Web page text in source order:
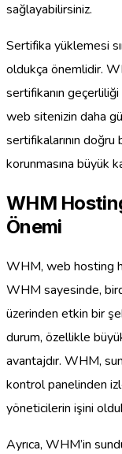
sağlayabilirsiniz.
Sertifika yüklemesi
oldukça önemlidir.
sertifikanın
web sitenizin daha
sertifikalarının
korunmasına büyük
WHM
Önemi
WHM, web hosting
WHM sayesinde,
üzerinden etkin bir
durum, özellikle
avantajdır. WHM,
kontrol panelinden
yöneticilerin işini
Ayrıca, WHM’in